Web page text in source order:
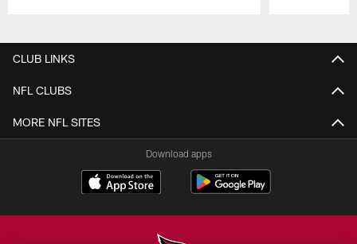
CLUB LINKS
NFL CLUBS
MORE NFL SITES
Download apps